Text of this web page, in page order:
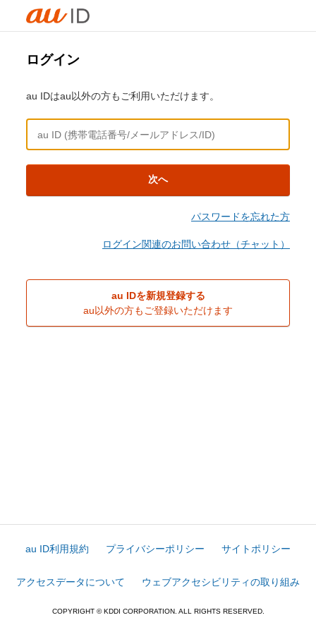
ログイン
au IDはau以外の方もご利用いただけます。
次へ
パスワードを忘れた方
ログイン関連のお問い合わせ（チャット）
au IDを新規登録する
au以外の方もご登録いただけます
au ID利用規約 プライバシーポリシー サイトポリシー
アクセスデータについて ウェブアクセシビリティの取り組み
COPYRIGHT © KDDI CORPORATION. ALL RIGHTS RESERVED.